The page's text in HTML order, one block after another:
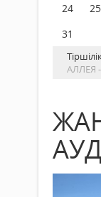
24
25
31
АЛЛЕЯ